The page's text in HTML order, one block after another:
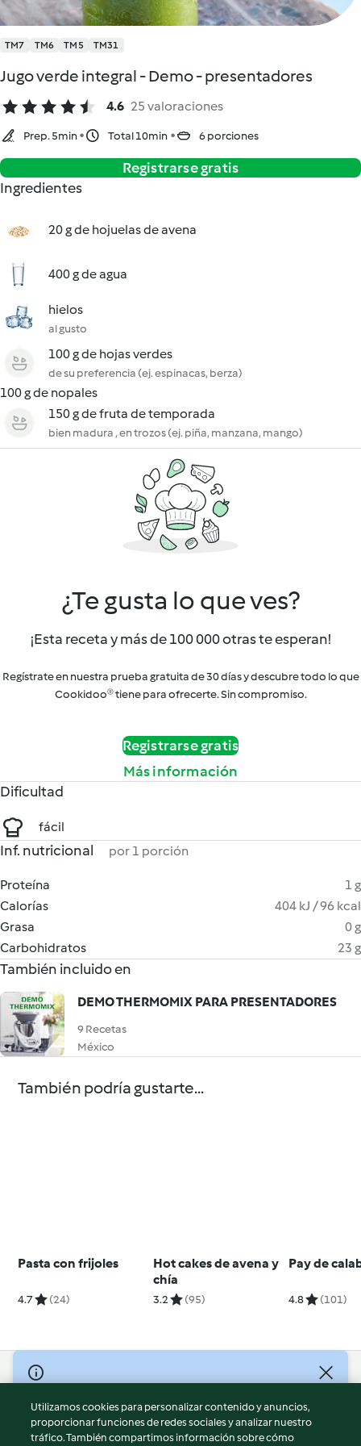
TM7 TM6 TM5 TM31
Jugo verde integral - Demo - presentadores
4.6 25 valoraciones
Prep. 5min Total 10min 6 porciones
Registrarse gratis
Ingredientes
20 g de hojuelas de avena
400 g de agua
hielos
al gusto
100 g de hojas verdes
de su preferencia (ej. espinacas, berza)
100 g de nopales
150 g de fruta de temporada
bien madura , en trozos (ej. piña, manzana, mango)
¿Te gusta lo que ves?
¡Esta receta y más de 100 000 otras te esperan!
Regístrate en nuestra prueba gratuita de 30 días y descubre todo lo que
Cookidoo® tiene para ofrecerte. Sin compromiso.
Registrarse gratis
Más información
Dificultad
fácil
Inf. nutricional por 1 porción
Proteína
1 g
Calorías
404 kJ / 96 kcal
Grasa
0 g
Carbohidratos
23 g
También incluido en
DEMO THERMOMIX PARA PRESENTADORES
9 Recetas
México
También podría gustarte...
Pasta con frijoles
4.7 (24)
Hot cakes de avena y
chía
3.2 (95)
Pay de
4.8 (101)
© Copyright 2026
Términos de uso
Política de privacidad
Utilizamos cookies para personalizar contenido y anuncios,
proporcionar funciones de redes sociales y analizar nuestro
tráfico. También compartimos información sobre cómo